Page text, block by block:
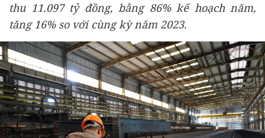
thu 11.097 tỷ đồng, bằng 86% kế hoạch năm,
tăng 16% so với cùng kỳ năm 2023.